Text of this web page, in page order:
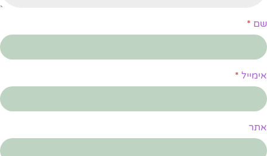
שם *
אימייל *
אתר